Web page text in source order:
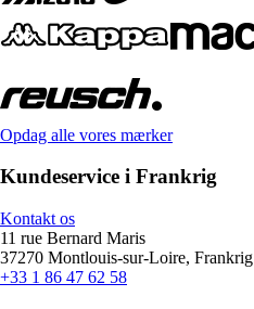
Opdag alle vores mærker
Kundeservice i Frankrig
Kontakt os
11 rue Bernard Maris
37270 Montlouis-sur-Loire, Frankrig
+33 1 86 47 62 58